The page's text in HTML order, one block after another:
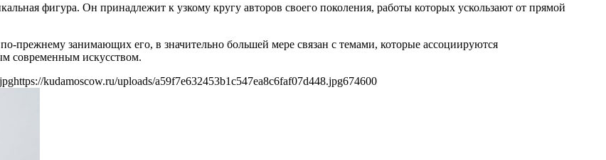
фигура. Он принадлежит к узкому кругу авторов своего поколения, работы которых ускользают от прямой
прежнему занимающих его, в значительно большей мере связан с темами, которые ассоциируются
современным искусством.
https://kudamoscow.ru/uploads/a59f7e632453b1c547ea8c6faf07d448.jpg674600